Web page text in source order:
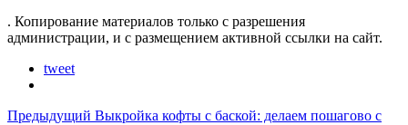
. Копирование материалов только с разрешения
администрации, и с размещением активной ссылки на сайт.
tweet
Предыдущий Выкройка кофты с баской: делаем пошагово с